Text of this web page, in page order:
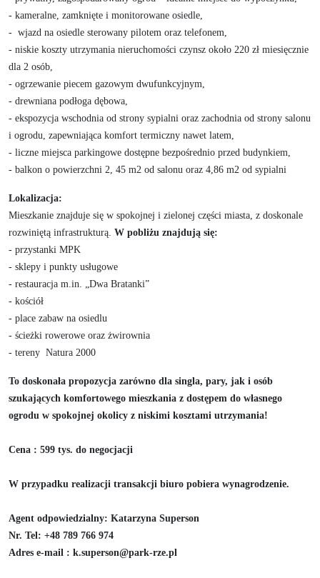
- kameralne, zamknięte i monitorowane osiedle,
- wjazd na osiedle sterowany pilotem oraz telefonem,
- niskie koszty utrzymania nieruchomości czynsz około 220 zł miesięcznie
dla 2 osób,
- ogrzewanie piecem gazowym dwufunkcyjnym,
- drewniana podłoga dębowa,
- ekspozycja wschodnia od strony sypialni oraz zachodnia od strony salonu
i ogrodu, zapewniająca komfort termiczny nawet latem,
- liczne miejsca parkingowe dostępne bezpośrednio przed budynkiem,
- balkon o powierzchni 2, 45 m2 od salonu oraz 4,86 m2 od sypialni
Lokalizacja:
Mieszkanie znajduje się w spokojnej i zielonej części miasta, z doskonale
rozwiniętą infrastrukturą. W pobliżu znajdują się:
- przystanki MPK
- sklepy i punkty usługowe
- restauracja m.in. „Dwa Bratanki”
- kościół
- place zabaw na osiedlu
- ścieżki rowerowe oraz żwirownia
- tereny Natura 2000
To doskonała propozycja zarówno dla singla, pary, jak i osób
szukających komfortowego mieszkania z dostępem do własnego
ogrodu w spokojnej okolicy z niskimi kosztami utrzymania!
Cena : 599 tys. do negocjacji
W przypadku realizacji transakcji biuro pobiera wynagrodzenie.
Agent odpowiedzialny: Katarzyna Superson
Nr. Tel : +48 789 766 974
Adres e-mail : k.superson@park-rze.pl